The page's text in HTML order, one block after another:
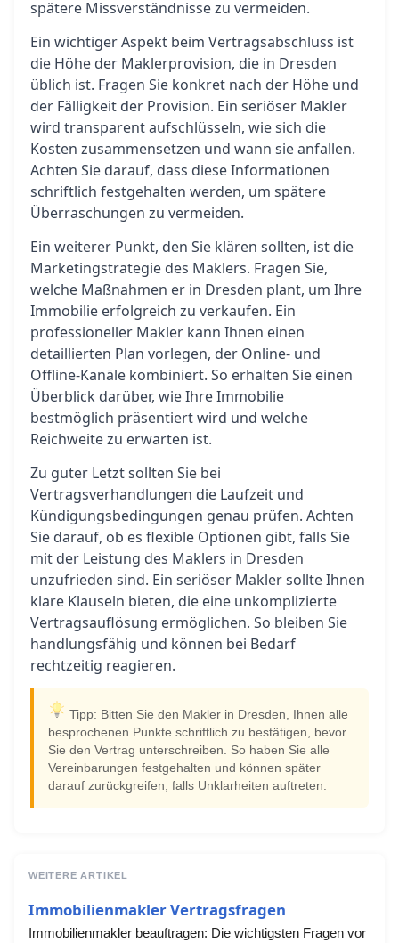
spätere Missverständnisse zu vermeiden.
Ein wichtiger Aspekt beim Vertragsabschluss ist
die Höhe der Maklerprovision, die in Dresden
üblich ist. Fragen Sie konkret nach der Höhe und
der Fälligkeit der Provision. Ein seriöser Makler
wird transparent aufschlüsseln, wie sich die
Kosten zusammensetzen und wann sie anfallen.
Achten Sie darauf, dass diese Informationen
schriftlich festgehalten werden, um spätere
Überraschungen zu vermeiden.
Ein weiterer Punkt, den Sie klären sollten, ist die
Marketingstrategie des Maklers. Fragen Sie,
welche Maßnahmen er in Dresden plant, um Ihre
Immobilie erfolgreich zu verkaufen. Ein
professioneller Makler kann Ihnen einen
detaillierten Plan vorlegen, der Online- und
Offline-Kanäle kombiniert. So erhalten Sie einen
Überblick darüber, wie Ihre Immobilie
bestmöglich präsentiert wird und welche
Reichweite zu erwarten ist.
Zu guter Letzt sollten Sie bei
Vertragsverhandlungen die Laufzeit und
Kündigungsbedingungen genau prüfen. Achten
Sie darauf, ob es flexible Optionen gibt, falls Sie
mit der Leistung des Maklers in Dresden
unzufrieden sind. Ein seriöser Makler sollte Ihnen
klare Klauseln bieten, die eine unkomplizierte
Vertragsauflösung ermöglichen. So bleiben Sie
handlungsfähig und können bei Bedarf
rechtzeitig reagieren.
Tipp: Bitten Sie den Makler in Dresden, Ihnen alle
besprochenen Punkte schriftlich zu bestätigen, bevor
Sie den Vertrag unterschreiben. So haben Sie alle
Vereinbarungen festgehalten und können später
darauf zurückgreifen, falls Unklarheiten auftreten.
WEITERE ARTIKEL
Immobilienmakler Vertragsfragen
Immobilienmakler beauftragen: Die wichtigsten Fragen vor